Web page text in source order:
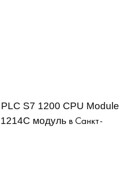
S7 1200 CPU Module
модуль в Санкт-